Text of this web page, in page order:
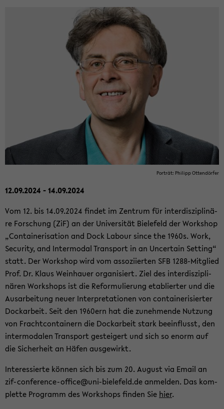
Por­trät: Phil­ipp Ot­ten­dör­fer
12.09.2024 - 14.09.2024
Vom 12. bis 14.09.2024 fin­det im Zen­trum für in­ter­dis­zi­pli­nä­
re For­schung (ZiF) an der Uni­ver­si­tät Bie­le­feld der Work­shop
„Con­tai­ne­ri­sa­ti­on and Dock La­bour since the 1960s. Work,
Se­cu­ri­ty, and In­ter­mo­dal Trans­port in an Un­cer­tain Set­ting“
statt. Der Work­shop wird vom as­so­zi­ier­ten SFB 1288-​Mitglied
Prof. Dr. Klaus Wein­hau­er or­ga­ni­siert. Ziel des in­ter­dis­zi­pli­
nä­ren Work­shops ist die Re­for­mu­lie­rung eta­blier­ter und die
Aus­ar­bei­tung neuer In­ter­pre­ta­tio­nen von con­tai­ne­ri­sier­ter
Dock­ar­beit. Seit den 1960ern hat die zu­neh­men­de Nut­zung
von Fracht­con­tai­nern die Dock­ar­beit stark be­ein­flusst, den
in­ter­mo­da­len Trans­port ge­stei­gert und sich so enorm auf
die Si­cher­heit an Häfen aus­ge­wirkt.
In­ter­es­sier­te kön­nen sich bis zum 20. Au­gust via Email an
zif-​conference-office@uni-​bielefeld.de an­mel­den. Das kom­
plet­te Pro­gramm des Work­shops fin­den Sie hier.